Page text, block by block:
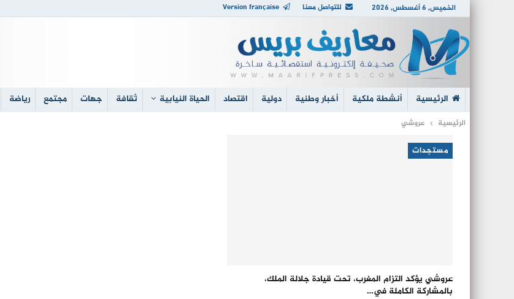
الخميس, 6 أغسطس, 2026 للتواصل معنا Version française
الرئيسية أنشطة ملكية أخبار وطنية دولية اقتصاد الحياة النيابية ثقافة جهات مجتمع رياضة
الرئيسية عروشي
مستجدات
عروشي يؤكد التزام المغرب، تحت قيادة جلالة الملك،
بالمشاركة الكاملة في…